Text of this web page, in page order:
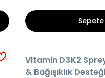
AYNI GÜN KARGO
Vitamin D3K2
& Bağışıklık